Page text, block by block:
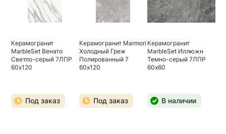
Керамогранит
MarbleSet Венато
Светло-серый 7ЛПР
60х120
Под заказ
Керамогранит Marmori
Холодный Греж
Полированный 7
60х120
Под заказ
Керамогранит
MarbleSet Иллюжн
Темно-серый 7ЛПР
60х60
В наличии